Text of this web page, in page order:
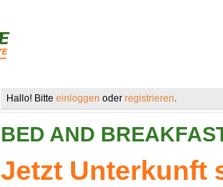
Hallo! Bitte einloggen oder registrieren.
BED AND
Jetzt Unterkunft